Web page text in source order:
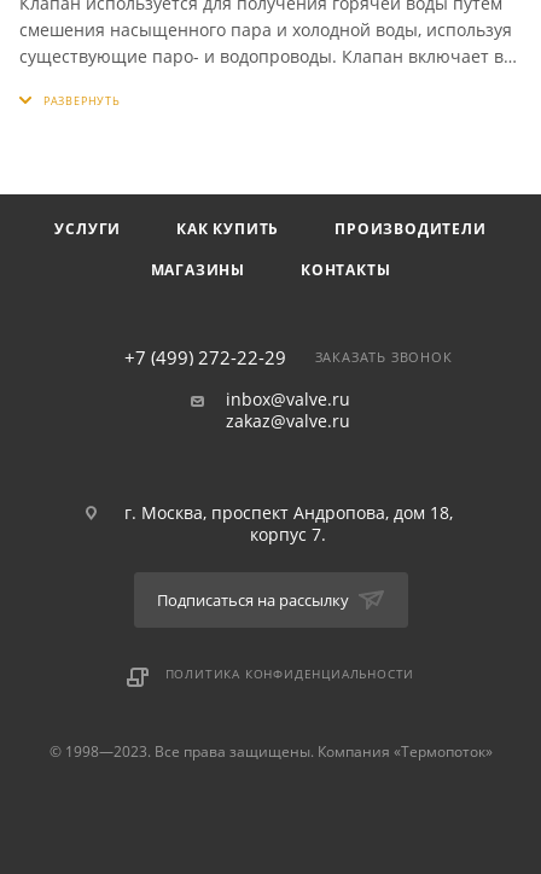
смешения насыщенного пара и холодной воды, используя
существующие паро- и водопроводы. Клапан включает в
предотвращает случайный выброс пара, даже если по
клапана легко регулируется встроенным регулятором
УСЛУГИ КАК КУПИТЬ
ПРОИЗВОДИТЕЛИ
МАГАЗИНЫ
КОНТАКТЫ
+7 (499) 272-22-29 ЗАКАЗАТЬ ЗВОНОК
inbox@valve.ru
zakaz@valve.ru
г. Москва, проспект Андропова, дом 18,
корпус 7.
Подписаться на рассылку
ПОЛИТИКА КОНФИДЕНЦИАЛЬНОСТИ
© 1998—2023. Все права защищены. Компания «Термопоток»